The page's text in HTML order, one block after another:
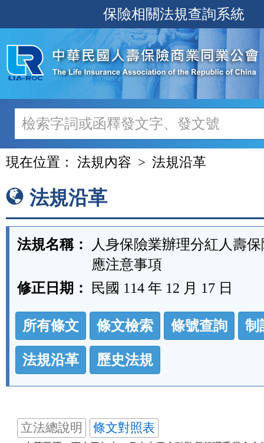
至
主
內
容
保險相關法規查詢系統
現在位置： 法規內容 法規沿革
法規沿革
法規名稱：
人身保險業辦理分紅人壽
應注意事項
修正日期：
民國 114 年 12 月 17 日
法
規
功
能
按
區
所有條文 條文檢索 條號查詢 制
法規沿革 歷史法規
立法總說明 條文對照表